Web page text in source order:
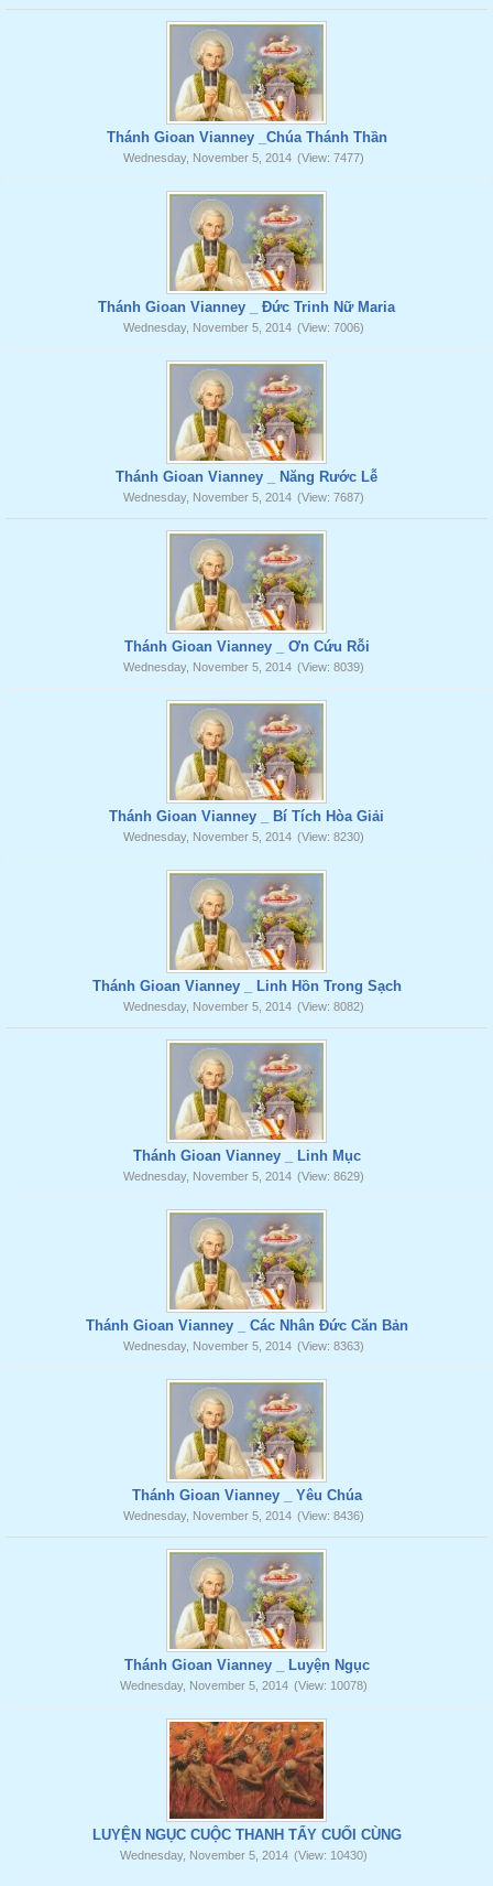
Thánh Gioan Vianney _Chúa Thánh Thần
Wednesday, November 5, 2014 (View: 7477)
Thánh Gioan Vianney _ Đức Trinh Nữ Maria
Wednesday, November 5, 2014 (View: 7006)
Thánh Gioan Vianney _ Năng Rước Lễ
Wednesday, November 5, 2014 (View: 7687)
Thánh Gioan Vianney _ Ơn Cứu Rỗi
Wednesday, November 5, 2014 (View: 8039)
Thánh Gioan Vianney _ Bí Tích Hòa Giải
Wednesday, November 5, 2014 (View: 8230)
Thánh Gioan Vianney _ Linh Hồn Trong Sạch
Wednesday, November 5, 2014 (View: 8082)
Thánh Gioan Vianney _ Linh Mục
Wednesday, November 5, 2014 (View: 8629)
Thánh Gioan Vianney _ Các Nhân Đức Căn Bản
Wednesday, November 5, 2014 (View: 8363)
Thánh Gioan Vianney _ Yêu Chúa
Wednesday, November 5, 2014 (View: 8436)
Thánh Gioan Vianney _ Luyện Ngục
Wednesday, November 5, 2014 (View: 10078)
LUYỆN NGỤC CUỘC THANH TẨY CUỐI CÙNG
Wednesday, November 5, 2014 (View: 10430)